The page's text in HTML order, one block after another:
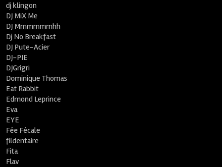
dj klingon
DJ MiX Me
DJ Mmmmmmhh
Dj No Breakfast
DJ Pute-Acier
DJ-PIE
DJGrigri
Dominique Thomas
Eat Rabbit
Edmond Leprince
Eva
EYE
Fée Fécale
fildentaire
Fita
Flav